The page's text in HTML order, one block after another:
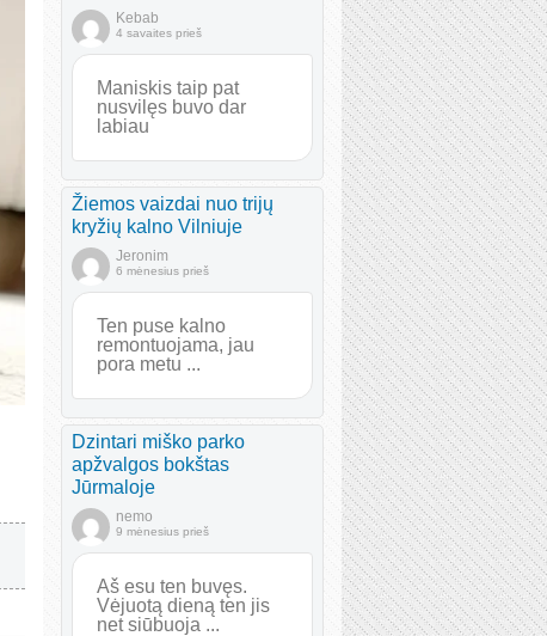
Kebab
4 savaites prieš
Maniskis taip pat
nusvilęs buvo dar
labiau
Žiemos vaizdai nuo trijų
kryžių kalno Vilniuje
Jeronim
6 mėnesius prieš
Ten puse kalno
remontuojama, jau
pora metu ...
Dzintari miško parko
apžvalgos bokštas
Jūrmaloje
nemo
9 mėnesius prieš
Aš esu ten buvęs.
Vėjuotą dieną ten jis
net siūbuoja ...